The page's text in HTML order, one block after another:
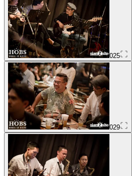
025
029